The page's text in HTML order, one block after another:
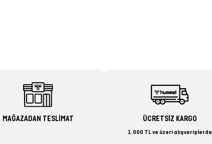
MAĞAZADAN TESLİMAT ÜCRETSİZ KARGO
1.000 TL ve üzeri alışverişlerde